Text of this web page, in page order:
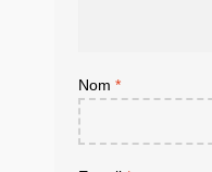
Nom *